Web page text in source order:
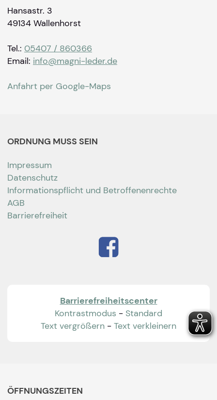
Hansastr. 3
49134 Wallenhorst
Tel.: 05407 / 860366
Email: info@magni-leder.de
Anfahrt per Google-Maps
ORDNUNG MUSS SEIN
Impressum
Datenschutz
Informationspflicht und Betroffenenrechte
AGB
Barrierefreiheit
Barrierefreiheitscenter
Kontrastmodus - Standard
Text vergrößern - Text verkleinern
ÖFFNUNGSZEITEN